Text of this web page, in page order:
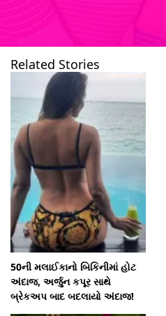
ખુલી રહ્યું છે
Related Stories
50ની મલાઈકાનો બિકિનીમાં હોટ
અંદાજ, અર્જુન કપૂર સાથે
બ્રેકઅપ બાદ બદલાયો અંદાજ!